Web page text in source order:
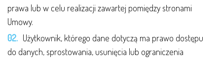
prawa lub w celu realizacji zawartej pomiędzy stronami
Umowy.
Użytkownik, którego dane dotyczą ma prawo dostępu
do danych, sprostowania, usunięcia lub ograniczenia